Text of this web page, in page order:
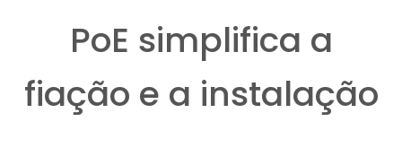
PoE simplifica a
fiação e a instalação